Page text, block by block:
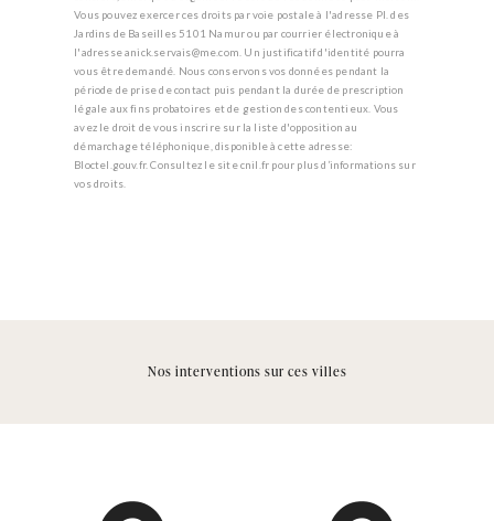
Vous pouvez exercer ces droits par voie postale à l'adresse Pl. des
Jardins de Baseilles 5101 Namur ou par courrier électronique à
l'adresse anick.servais@me.com. Un justificatif d'identité pourra
vous être demandé. Nous conservons vos données pendant la
période de prise de contact puis pendant la durée de prescription
légale aux fins probatoires et de gestion des contentieux. Vous
avez le droit de vous inscrire sur la liste d'opposition au
démarchage téléphonique, disponible à cette adresse:
Bloctel.gouv.fr. Consultez le site cnil.fr pour plus d’informations sur
vos droits.
Nos interventions sur ces villes